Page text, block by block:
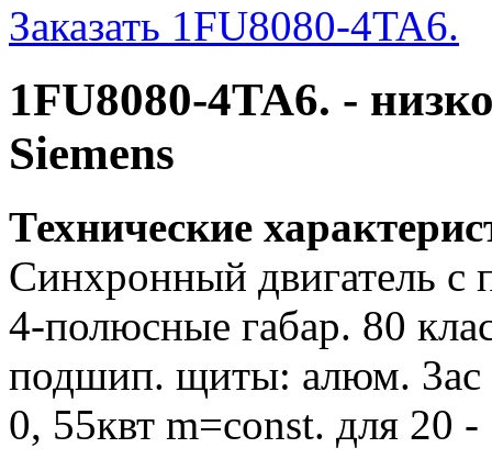
Заказать 1FU8080-4TA6.
1FU8080-4TA6. -
Siemens
Технические
Синхронный двигатель с
4-полюсные габар. 80
подшип. щиты: алюм. 3ac
0, 55квт m=const. для 20